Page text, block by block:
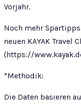
Vorjahr.
Noch mehr
neuen KAYAK Travel
(https://
*Methodik:
Die Daten basieren